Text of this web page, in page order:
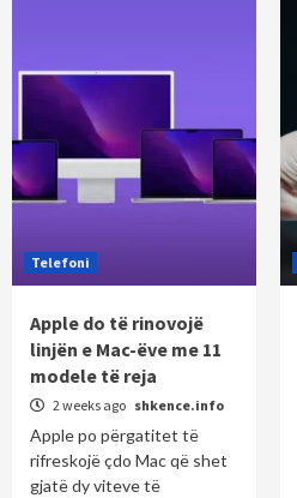
Telefoni
Apple do të rinovojë
linjën e Mac-ëve me 11
modele të reja
2 weeks ago shkence.info
Apple po përgatitet të
rifreskojë çdo Mac që shet
gjatë dy viteve të